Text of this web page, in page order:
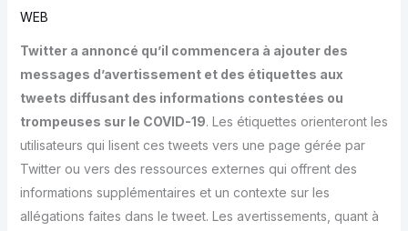
WEB
Twitter a annoncé qu’il commencera à ajouter des
messages d’avertissement et des étiquettes aux
tweets diffusant des informations contestées ou
trompeuses sur le COVID-19. Les étiquettes orienteront les
utilisateurs qui lisent ces tweets vers une page gérée par
Twitter ou vers des ressources externes qui offrent des
informations supplémentaires et un contexte sur les
allégations faites dans le tweet. Les avertissements, quant à